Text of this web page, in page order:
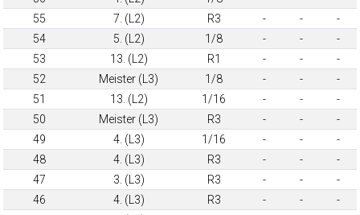
55
7. (L2) R3 - -
-
54
5. (L2) 1/8 - -
-
53
13. (L2) R1 - -
-
52
Meister (L3) 1/8 - -
-
51
13. (L2) 1/16 - -
-
50
Meister (L3) R3 - -
-
49
4. (L3) 1/16 - -
-
48
4. (L3) R3 - -
-
47
3. (L3) R3 - -
-
46
4. (L3) R3 - -
-